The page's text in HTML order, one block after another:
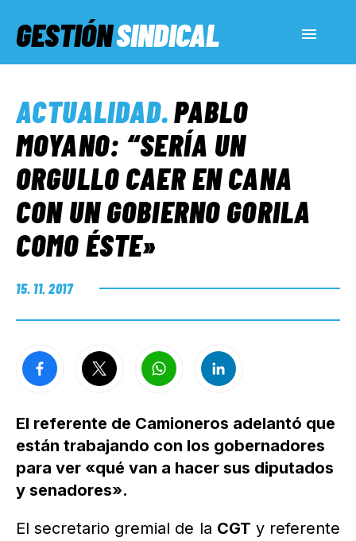
GESTIÓNSINDICAL
SERVICIOS SOCIALES
INFORMES ESPECIALES
FUERA DE MEGÁFONO
EL LADO «G»
ACTUALIDAD.PABLO
MOYANO: “SERÍA UN
ORGULLO CAER EN CANA
CON UN GOBIERNO GORILA
COMO ÉSTE»
15. 11. 2017
El referente de Camioneros adelantó que
están trabajando con los gobernadores
para ver «qué van a hacer sus diputados
y senadores».
El secretario gremial de la CGT y referente